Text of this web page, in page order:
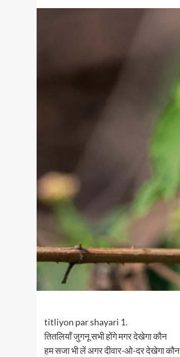
titliyon par shayari 1.
तितलियाँ जुगनू सभी होंगे मगर देखेगा कौन
हम सजा भी लें अगर दीवार-ओ-दर देखेगा कौन